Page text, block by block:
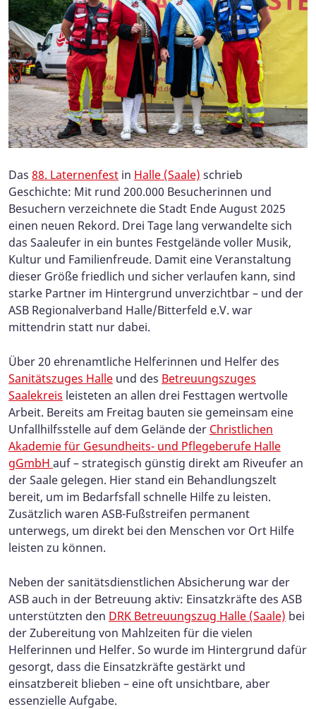
Das 88. Laternenfest in Halle (Saale) schrieb
Geschichte: Mit rund 200.000 Besucherinnen und
Besuchern verzeichnete die Stadt Ende August 2025
einen neuen Rekord. Drei Tage lang verwandelte sich
das Saaleufer in ein buntes Festgelände voller Musik,
Kultur und Familienfreude. Damit eine Veranstaltung
dieser Größe friedlich und sicher verlaufen kann, sind
starke Partner im Hintergrund unverzichtbar – und der
ASB Regionalverband Halle/Bitterfeld e.V. war
mittendrin statt nur dabei.
Über 20 ehrenamtliche Helferinnen und Helfer des
Sanitätszuges Halle und des Betreuungszuges
Saalekreis leisteten an allen drei Festtagen wertvolle
Arbeit. Bereits am Freitag bauten sie gemeinsam eine
Unfallhilfsstelle auf dem Gelände der Christlichen
Akademie für Gesundheits- und Pflegeberufe Halle
gGmbH auf – strategisch günstig direkt am Riveufer an
der Saale gelegen. Hier stand ein Behandlungszelt
bereit, um im Bedarfsfall schnelle Hilfe zu leisten.
Zusätzlich waren ASB-Fußstreifen permanent
unterwegs, um direkt bei den Menschen vor Ort Hilfe
leisten zu können.
Neben der sanitätsdienstlichen Absicherung war der
ASB auch in der Betreuung aktiv: Einsatzkräfte des ASB
unterstützten den DRK Betreuungszug Halle (Saale) bei
der Zubereitung von Mahlzeiten für die vielen
Helferinnen und Helfer. So wurde im Hintergrund dafür
gesorgt, dass die Einsatzkräfte gestärkt und
einsatzbereit blieben – eine oft unsichtbare, aber
essenzielle Aufgabe.